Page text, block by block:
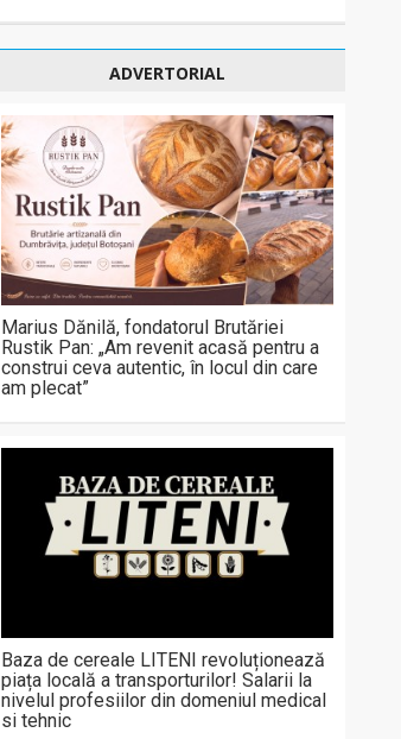
ADVERTORIAL
Marius Dănilă, fondatorul Brutăriei
Rustik Pan: „Am revenit acasă pentru a
construi ceva autentic, în locul din care
am plecat”
Baza de cereale LITENI revoluționează
piața locală a transporturilor! Salarii la
nivelul profesiilor din domeniul medical
si tehnic